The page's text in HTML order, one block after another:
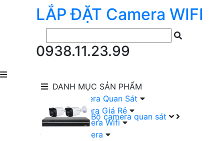
LẮP ĐẶT Camera WIFI
0938.11.23.99
DANH MỤC SẢN PHẨM
Bộ camera quan sát
lắp Đặt Camera Quan Sát
Lắp Bộ Camera Giá Rẻ
Lắp Đặt Camera Wifi
Đầu Ghi Camera